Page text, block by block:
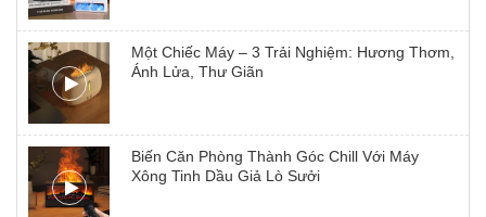
Một Chiếc Máy – 3 Trải Nghiệm: Hương Thơm,
Ánh Lửa, Thư Giãn
Biến Căn Phòng Thành Góc Chill Với Máy
Xông Tinh Dầu Giả Lò Sưởi